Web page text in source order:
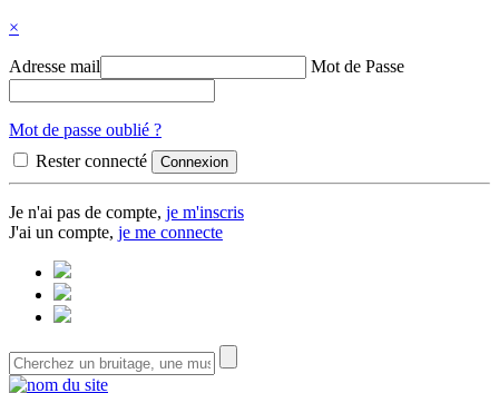
×
Adresse mail Mot de Passe
Mot de passe oublié ?
Rester connecté
Je n'ai pas de compte, je m'inscris
J'ai un compte, je me connecte